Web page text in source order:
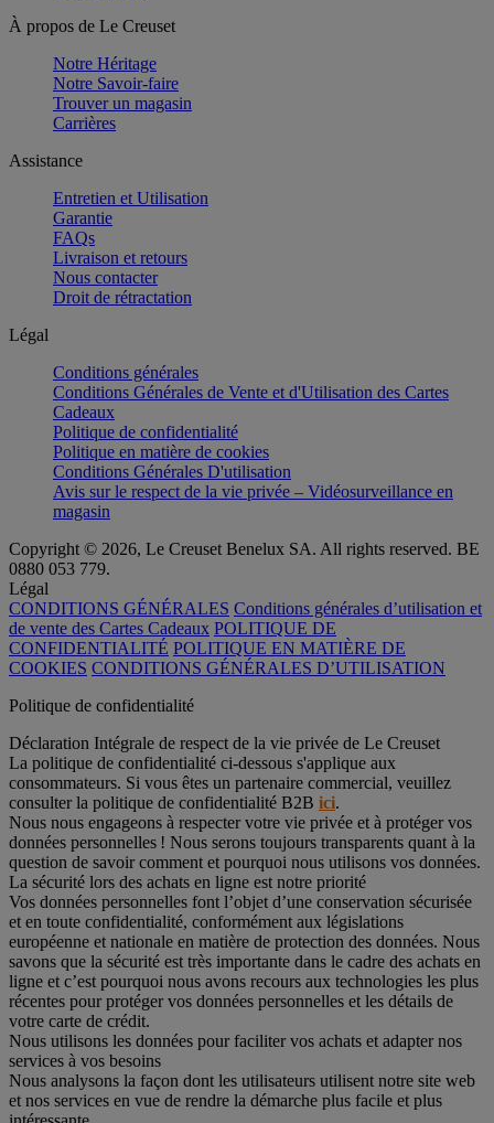
À propos de Le Creuset
Notre Héritage
Notre Savoir-faire
Trouver un magasin
Carrières
Assistance
Entretien et Utilisation
Garantie
FAQs
Livraison et retours
Nous contacter
Droit de rétractation
Légal
Conditions générales
Conditions Générales de Vente et d'Utilisation des Cartes
Cadeaux
Politique de confidentialité
Politique en matière de cookies
Conditions Générales D'utilisation
Avis sur le respect de la vie privée – Vidéosurveillance en
magasin
Copyright © 2026, Le Creuset Benelux SA. All rights reserved. BE
0880 053 779.
Légal
CONDITIONS GÉNÉRALES Conditions générales d’utilisation et
de vente des Cartes Cadeaux POLITIQUE DE
CONFIDENTIALITÉ POLITIQUE EN MATIÈRE DE
COOKIES CONDITIONS GÉNÉRALES D’UTILISATION
Politique de confidentialité
Déclaration Intégrale de respect de la vie privée de Le Creuset
La politique de confidentialité ci-dessous s'applique aux
consommateurs. Si vous êtes un partenaire commercial, veuillez
consulter la politique de confidentialité B2B ici.
Nous nous engageons à respecter votre vie privée et à protéger vos
données personnelles ! Nous serons toujours transparents quant à la
question de savoir comment et pourquoi nous utilisons vos données.
La sécurité lors des achats en ligne est notre priorité
Vos données personnelles font l’objet d’une conservation sécurisée
et en toute confidentialité, conformément aux législations
européenne et nationale en matière de protection des données. Nous
savons que la sécurité est très importante dans le cadre des achats en
ligne et c’est pourquoi nous avons recours aux technologies les plus
récentes pour protéger vos données personnelles et les détails de
votre carte de crédit.
Nous utilisons les données pour faciliter vos achats et adapter nos
services à vos besoins
Nous analysons la façon dont les utilisateurs utilisent notre site web
et nos services en vue de rendre la démarche plus facile et plus